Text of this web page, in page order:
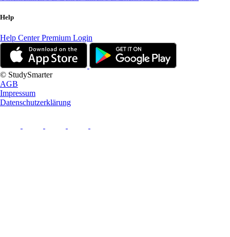
Help
Help CenterPremium Login
© StudySmarter
AGB
Impressum
Datenschutzerklärung